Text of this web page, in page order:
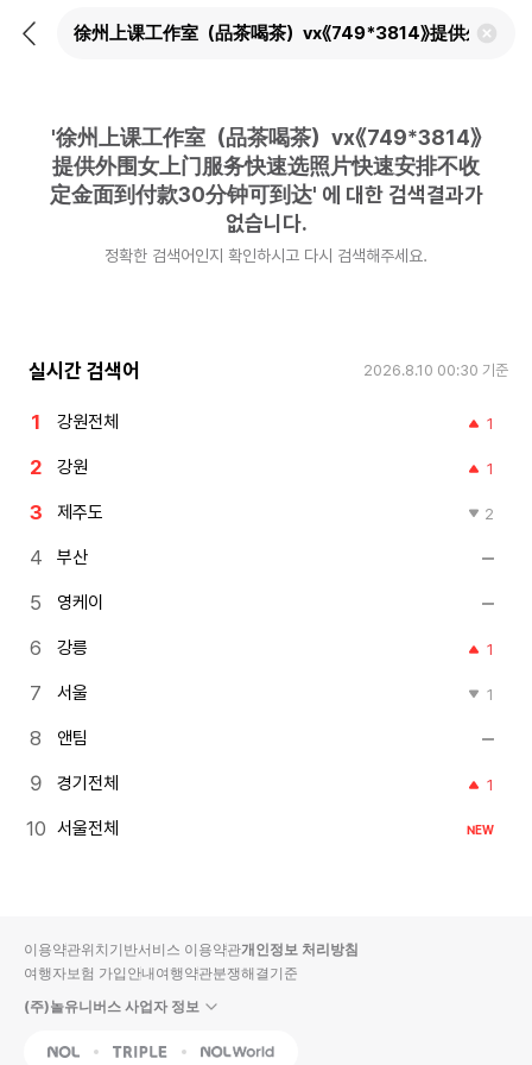
뒤
검
'徐州上课工作室（品茶喝茶）vx《749*3814》
提供外围女上门服务快速选照片快速安排不收
定金面到付款30分钟可到达' 에 대한 검색결과가
없습니다.
정확한 검색어인지 확인하시고 다시 검색해주세요.
실시간 검색어 2026.8.10 00:30 기준
강원전체 1
강원 1
제주도 2
부산
영케이
강릉 1
서울 1
앤팀
경기전체 1
서울전체 NEW
이용약관위치기반서비스 이용약관개인정보 처리방침
여행자보험 가입안내여행약관분쟁해결기준
(주)놀유니버스 사업자 정보
NOL Triple Interpark Global